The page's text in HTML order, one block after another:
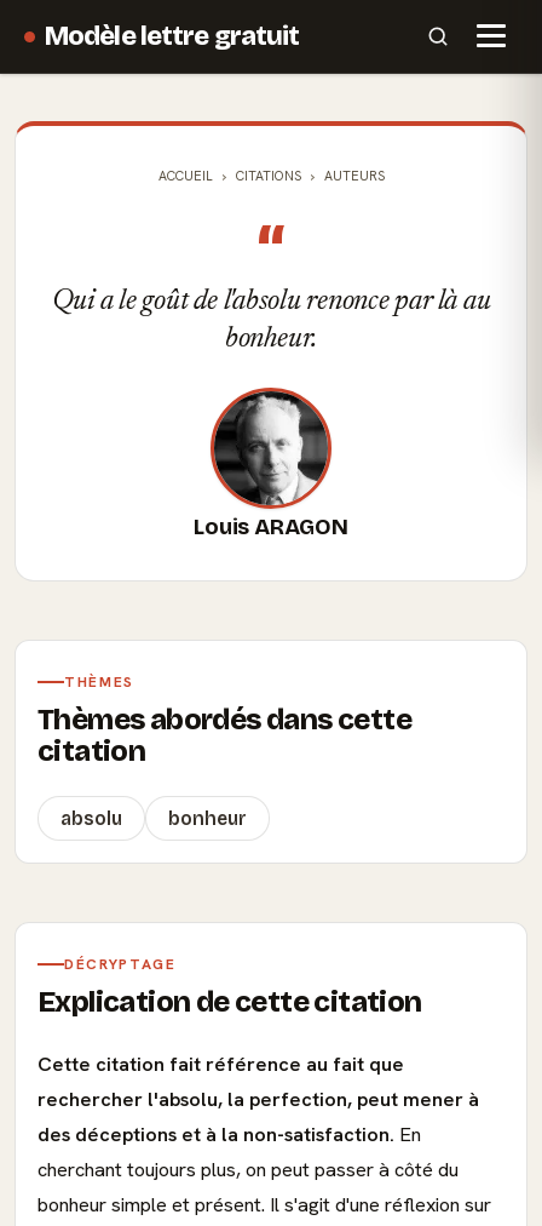
Modèle lettre gratuit
ACCUEIL CITATIONS AUTEURS
“
Qui a le goût de l'absolu renonce par là au
bonheur.
Louis ARAGON
THÈMES
Thèmes abordés dans cette
citation
absolu bonheur
DÉCRYPTAGE
Explication de cette citation
Cette citation fait référence au fait que
rechercher l'absolu, la perfection, peut mener à
des déceptions et à la non-satisfaction. En
cherchant toujours plus, on peut passer à côté du
bonheur simple et présent. Il s'agit d'une réflexion sur